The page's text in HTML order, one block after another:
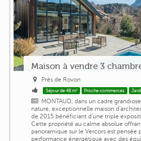
Maison à vendre 3
Près de Rovon
Séjour de 48 m² Proche commerces
MONTAUD, dans un cadre
nature, exceptionnelle maison
de 2015 bénéficiant d'une triple
Cette propriété au calme absolue
panoramique sur le Vercors est pensée
performance énergétique avec des